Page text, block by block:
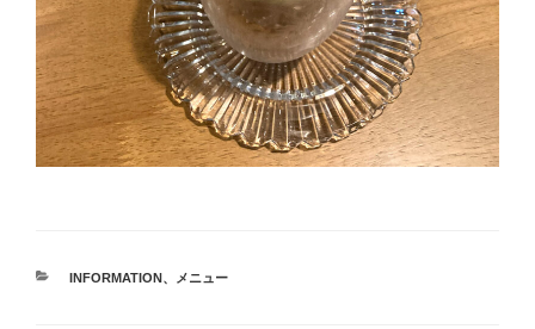
カ
INFORMATION、 メニュー